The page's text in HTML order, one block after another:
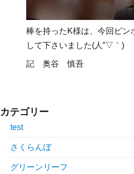
棒を持ったK様は、今回ピン
して下さいました(人”▽｀)
記 奥谷 慎吾
カテゴリー
test
さくらんぼ
グリーンリーフ